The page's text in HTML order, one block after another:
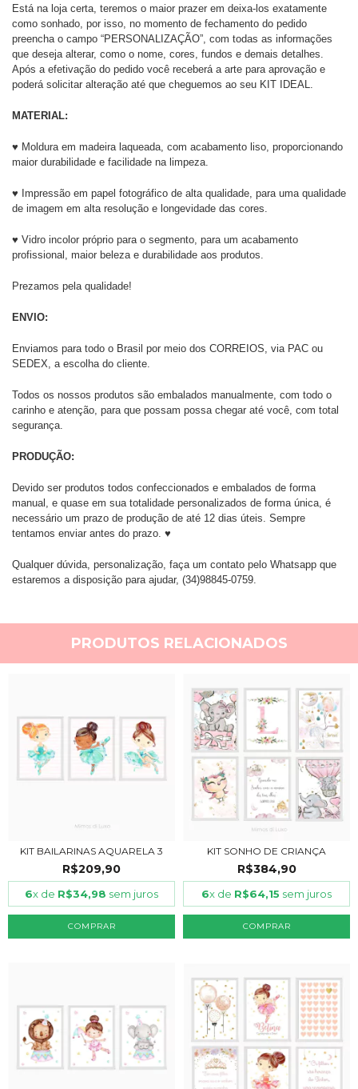
Está na loja certa, teremos o maior prazer em deixa-los exatamente
como sonhado, por isso, no momento de fechamento do pedido
preencha o campo “PERSONALIZAÇÃO”, com todas as informações
que deseja alterar, como o nome, cores, fundos e demais detalhes.
Após a efetivação do pedido você receberá a arte para aprovação e
poderá solicitar alteração até que cheguemos ao seu KIT IDEAL.
MATERIAL:
♥ Moldura em madeira laqueada, com acabamento liso, proporcionando
maior durabilidade e facilidade na limpeza.
♥ Impressão em papel fotográfico de alta qualidade, para uma qualidade
de imagem em alta resolução e longevidade das cores.
♥ Vidro incolor próprio para o segmento, para um acabamento
profissional, maior beleza e durabilidade aos produtos.
Prezamos pela qualidade!
ENVIO:
Enviamos para todo o Brasil por meio dos CORREIOS, via PAC ou
SEDEX, a escolha do cliente.
Todos os nossos produtos são embalados manualmente, com todo o
carinho e atenção, para que possam possa chegar até você, com total
segurança.
PRODUÇÃO:
Devido ser produtos todos confeccionados e embalados de forma
manual, e quase em sua totalidade personalizados de forma única, é
necessário um prazo de produção de até 12 dias úteis. Sempre
tentamos enviar antes do prazo. ♥
Qualquer dúvida, personalização, faça um contato pelo Whatsapp que
estaremos a disposição para ajudar, (34)98845-0759.
PRODUTOS RELACIONADOS
KIT BAILARINAS AQUARELA 3
R$209,90
6x de R$34,98 sem juros
COMPRAR
KIT SONHO DE CRIANÇA
R$384,90
6x de R$64,15 sem juros
COMPRAR